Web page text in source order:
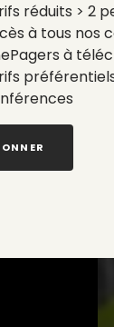
réduits > 2
à tous nos
à